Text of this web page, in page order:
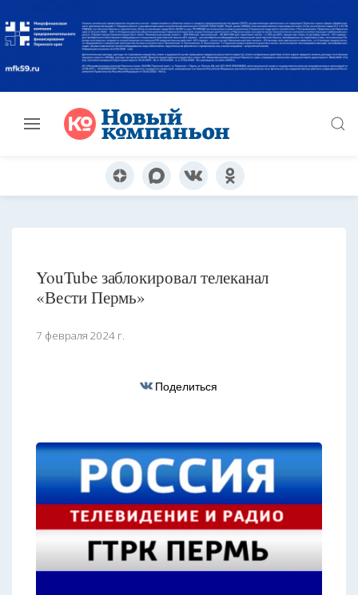
YouTube заблокировал телеканал
«Вести Пермь»
7 февраля 2024 г.
Поделиться